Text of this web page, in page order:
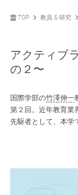
TOP 教員 & 研究
アクティブ
の２〜
国際学部の竹澤伸一
第２回。近年教育業
先駆者として、本学